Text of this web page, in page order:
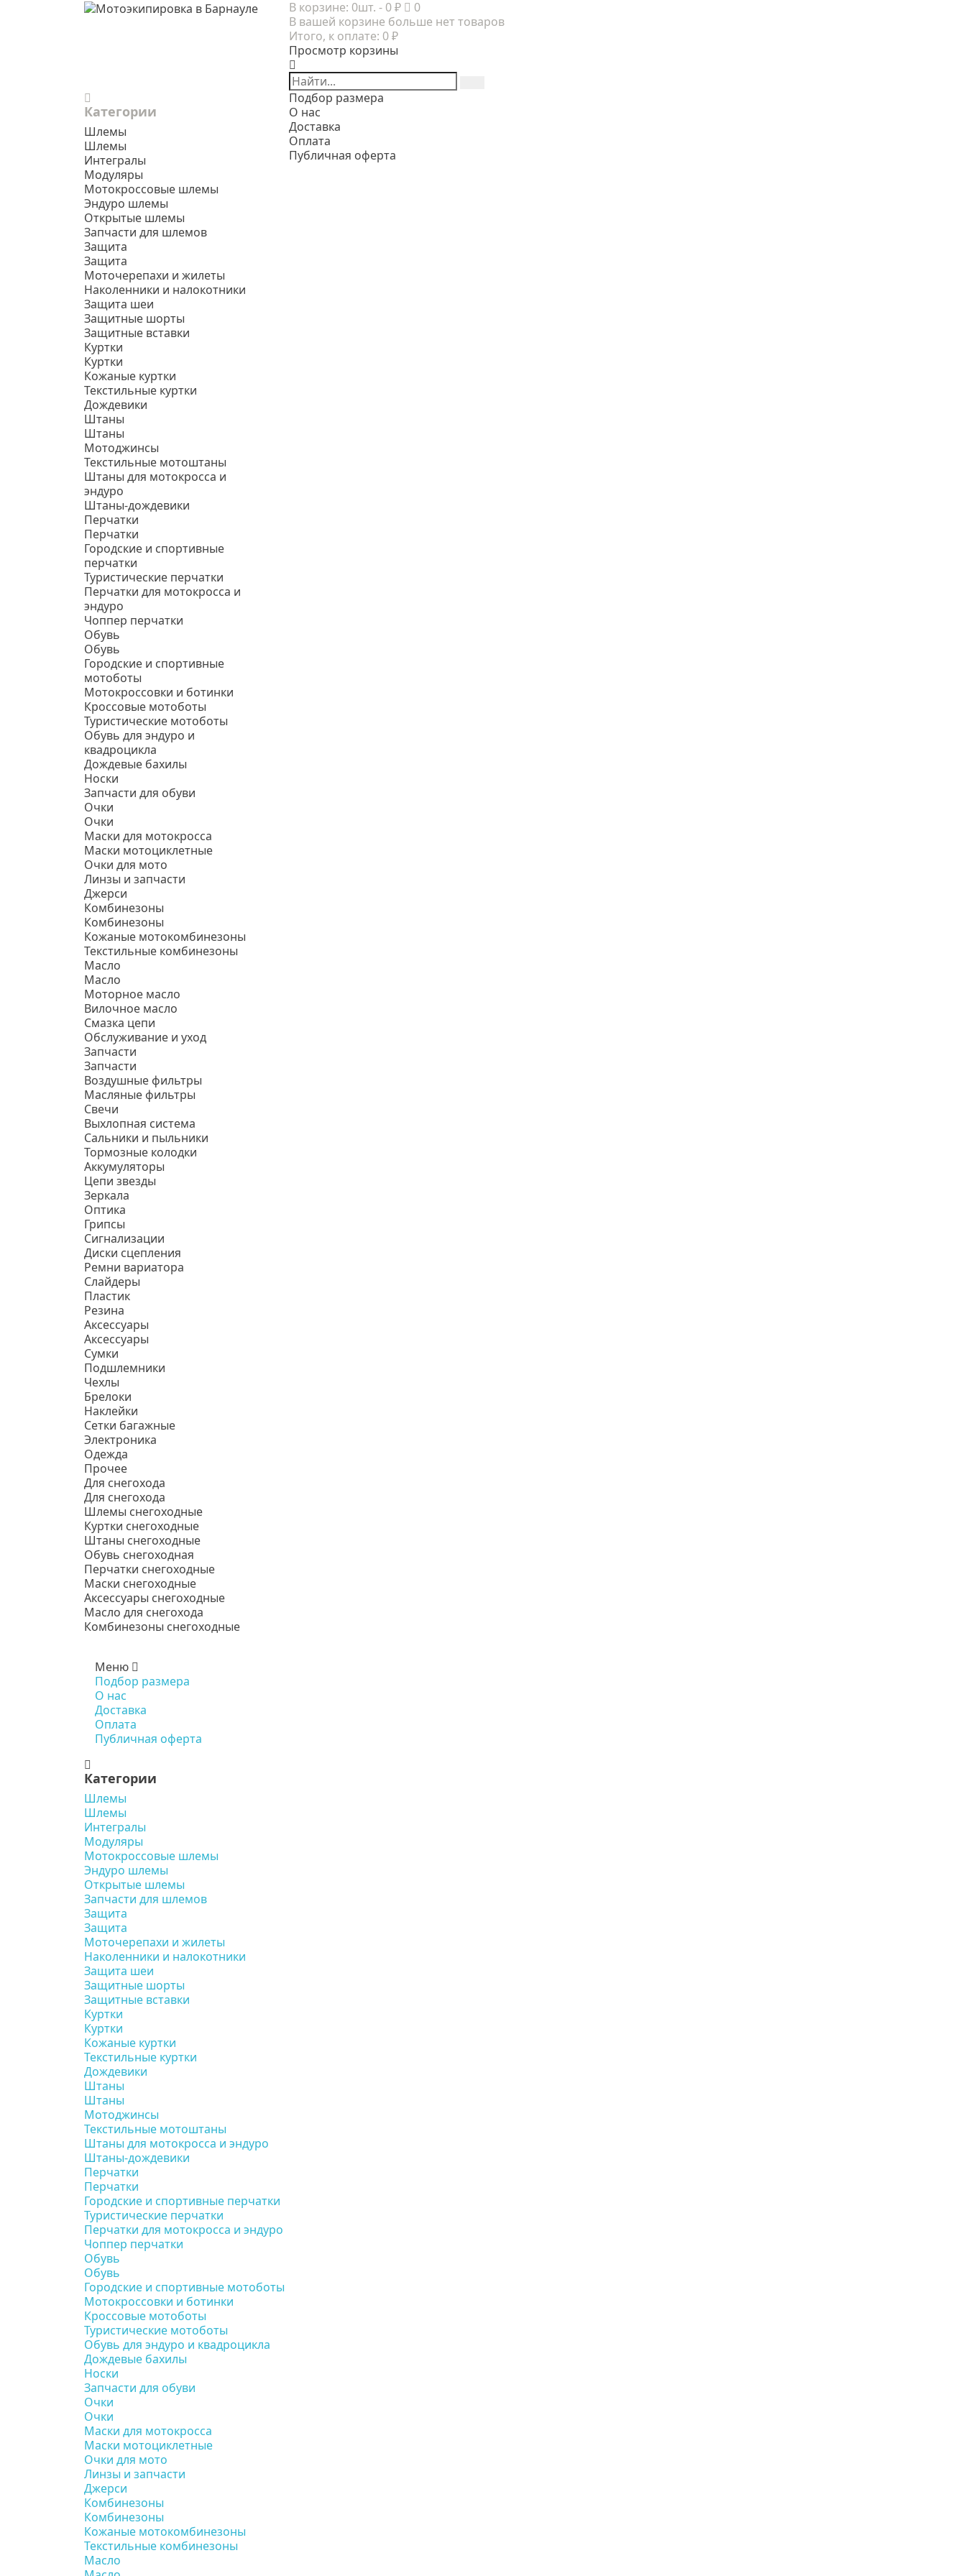
В корзине: 0шт. - 0 ₽
0
В вашей корзине больше нет товаров
Итого, к оплате: 0 ₽
Просмотр корзины
Категории
Шлемы
Шлемы
Интегралы
Модуляры
Мотокроссовые шлемы
Эндуро шлемы
Открытые шлемы
Запчасти для шлемов
Защита
Защита
Моточерепахи и жилеты
Наколенники и налокотники
Защита шеи
Защитные шорты
Защитные вставки
Куртки
Куртки
Кожаные куртки
Текстильные куртки
Дождевики
Штаны
Штаны
Мотоджинсы
Текстильные мотоштаны
Штаны для мотокросса и
эндуро
Штаны-дождевики
Перчатки
Перчатки
Городские и спортивные
перчатки
Туристические перчатки
Перчатки для мотокросса и
эндуро
Чоппер перчатки
Обувь
Обувь
Городские и спортивные
мотоботы
Мотокроссовки и ботинки
Кроссовые мотоботы
Туристические мотоботы
Обувь для эндуро и
квадроцикла
Дождевые бахилы
Носки
Запчасти для обуви
Очки
Очки
Маски для мотокросса
Маски мотоциклетные
Очки для мото
Линзы и запчасти
Джерси
Комбинезоны
Комбинезоны
Кожаные мотокомбинезоны
Текстильные комбинезоны
Масло
Масло
Моторное масло
Вилочное масло
Смазка цепи
Обслуживание и уход
Запчасти
Запчасти
Воздушные фильтры
Масляные фильтры
Свечи
Выхлопная система
Сальники и пыльники
Тормозные колодки
Аккумуляторы
Цепи звезды
Зеркала
Оптика
Грипсы
Сигнализации
Диски сцепления
Ремни вариатора
Слайдеры
Пластик
Резина
Аксессуары
Аксессуары
Сумки
Подшлемники
Чехлы
Брелоки
Наклейки
Сетки багажные
Электроника
Одежда
Прочее
Для снегохода
Для снегохода
Шлемы снегоходные
Куртки снегоходные
Штаны снегоходные
Обувь снегоходная
Перчатки снегоходные
Маски снегоходные
Аксессуары снегоходные
Масло для снегохода
Комбинезоны снегоходные
Подбор размера
О нас
Доставка
Оплата
Публичная оферта
Меню
Подбор размера
О нас
Доставка
Оплата
Публичная оферта
Категории
Шлемы
Шлемы
Интегралы
Модуляры
Мотокроссовые шлемы
Эндуро шлемы
Открытые шлемы
Запчасти для шлемов
Защита
Защита
Моточерепахи и жилеты
Наколенники и налокотники
Защита шеи
Защитные шорты
Защитные вставки
Куртки
Куртки
Кожаные куртки
Текстильные куртки
Дождевики
Штаны
Штаны
Мотоджинсы
Текстильные мотоштаны
Штаны для мотокросса и эндуро
Штаны-дождевики
Перчатки
Перчатки
Городские и спортивные перчатки
Туристические перчатки
Перчатки для мотокросса и эндуро
Чоппер перчатки
Обувь
Обувь
Городские и спортивные мотоботы
Мотокроссовки и ботинки
Кроссовые мотоботы
Туристические мотоботы
Обувь для эндуро и квадроцикла
Дождевые бахилы
Носки
Запчасти для обуви
Очки
Очки
Маски для мотокросса
Маски мотоциклетные
Очки для мото
Линзы и запчасти
Джерси
Комбинезоны
Комбинезоны
Кожаные мотокомбинезоны
Текстильные комбинезоны
Масло